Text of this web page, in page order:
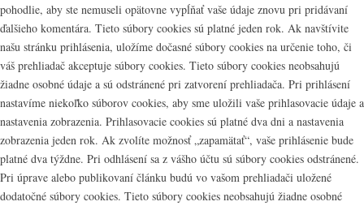
pohodlie, aby ste nemuseli opätovne vypĺňať vaše údaje znovu pri pridávaní
ďalšieho komentára. Tieto súbory cookies sú platné jeden rok. Ak navštívite
našu stránku prihlásenia, uložíme dočasné súbory cookies na určenie toho, či
váš prehliadač akceptuje súbory cookies. Tieto súbory cookies neobsahujú
žiadne osobné údaje a sú odstránené pri zatvorení prehliadača. Pri prihlásení
nastavíme niekoľko súborov cookies, aby sme uložili vaše prihlasovacie údaje a
nastavenia zobrazenia. Prihlasovacie cookies sú platné dva dni a nastavenia
zobrazenia jeden rok. Ak zvolíte možnosť „zapamätať“, vaše prihlásenie bude
platné dva týždne. Pri odhlásení sa z vášho účtu sú súbory cookies odstránené.
Pri úprave alebo publikovaní článku budú vo vašom prehliadači uložené
dodatočné súbory cookies. Tieto súbory cookies neobsahujú žiadne osobné